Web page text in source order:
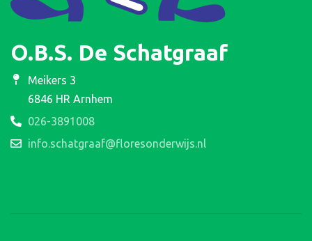
O.B.S. De Schatgraaf
Meikers 3
6846 HR Arnhem
026-3891008
info.schatgraaf@floresonderwijs.nl